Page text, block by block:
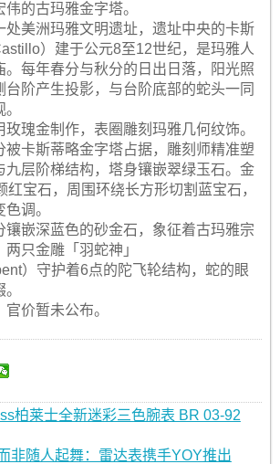
的古玛雅金字塔。
处美洲玛雅文明遗址，遗址中央的卡斯
）建于公元8至12世纪，是玛雅人
。每年春分与秋分的日出日落，阳光照
台阶产生投影，与台阶底部的蛇头一同
玫瑰金制作，表圈雕刻玛雅几何纹饰。
被卡斯蒂略金字塔占据，雕刻师精准塑
九层阶梯结构，塔身镶嵌翠绿玉石。金
红宝石，周围环绕长方形切割蓝宝石，
调。
镶嵌深蓝色的砂金石，象征着古玛雅宗
只金雕「羽蛇神」
）守护着6点的陀飞轮结构，蛇的眼
价暂未公布。
柏莱士全新迷彩三色腕表 BR 03-92
非随人起舞：雷达表携手YOY推出